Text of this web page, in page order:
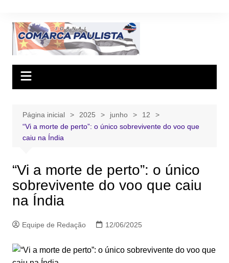
conteúdo
Página inicial 2025 junho
12
“Vi a morte de perto”: o único sobrevivente do voo que
caiu na Índia
“Vi a morte de perto”: o único
sobrevivente do voo que caiu
na Índia
Equipe de Redação 12/06/2025